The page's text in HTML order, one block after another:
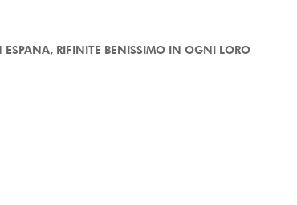
ESPANA, RIFINITE BENISSIMO IN OGNI LORO